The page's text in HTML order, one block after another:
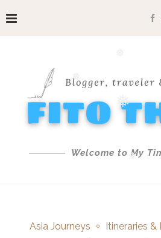
❅
❅
❅
Welcome to My
Asia Journeys Itineraries